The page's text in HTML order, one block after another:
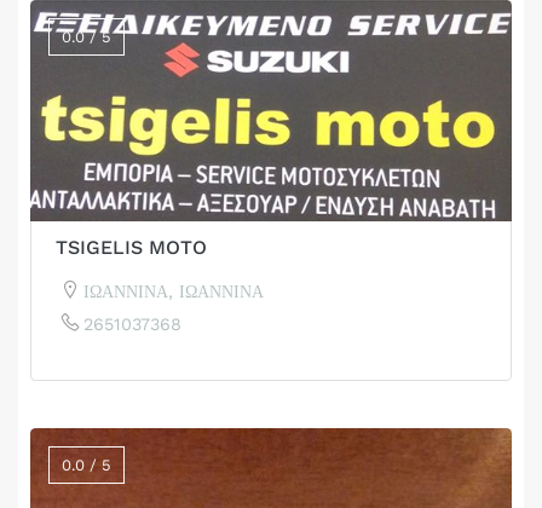
0.0 / 5
TSIGELIS MOTO
ΙΩΑΝΝΙΝΑ, ΙΩΑΝΝΙΝΑ
2651037368
0.0 / 5